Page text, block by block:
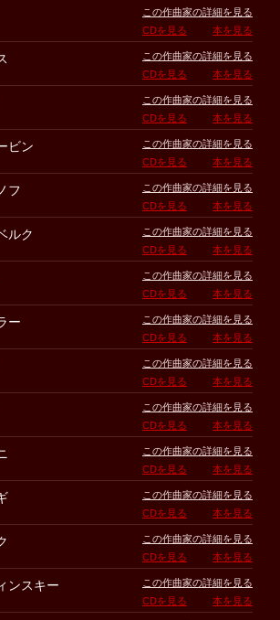
この作曲家の詳細を見る
CDを見る
本を見る
この作曲家の詳細を見る
CDを見る
本を見る
この作曲家の詳細を見る
CDを見る
本を見る
ビン
この作曲家の詳細を見る
CDを見る
本を見る
フ
この作曲家の詳細を見る
CDを見る
本を見る
ルク
この作曲家の詳細を見る
CDを見る
本を見る
この作曲家の詳細を見る
CDを見る
本を見る
ー
この作曲家の詳細を見る
CDを見る
本を見る
この作曲家の詳細を見る
CDを見る
本を見る
この作曲家の詳細を見る
CDを見る
本を見る
この作曲家の詳細を見る
CDを見る
本を見る
この作曲家の詳細を見る
CDを見る
本を見る
この作曲家の詳細を見る
CDを見る
本を見る
ンスキー
この作曲家の詳細を見る
CDを見る
本を見る